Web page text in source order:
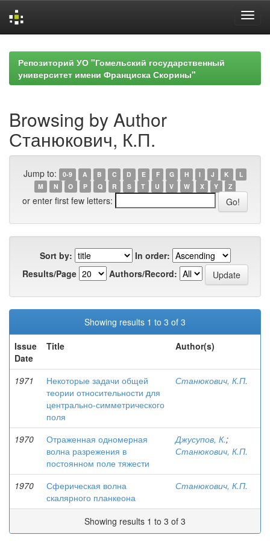
navigationРепозиторий УО "Гомельский государственный
университет имени Франциска Скорины"
Browsing by Author
Станюкович, К.П.
Jump to: 0-9 A B C D E F G H I J K
L
M
N O P Q R S T U V W X Y Z
or enter first few letters:
Sort by:
In order:
Results/Page
Authors/Record:
Showing results 1 to 3 of 3
Issue
Date
Title Author(s)
1971
Некоторые задачи общей
теории относительности для
центрально-симметрического
поля
Станюкович, К.П.
1970
Отраженная одномерная
волна разрежения в
постоянном поле тяжести
Джусупов, К.;
Станюкович, К.П.
1970
Сферическая волна
скалярного планкеона
Станюкович, К.П.
Showing results 1 to 3 of 3